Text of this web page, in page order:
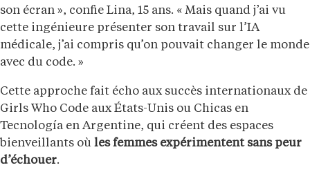
son écran », confie Lina, 15 ans. « Mais quand j’ai vu
cette ingénieure présenter son travail sur l’IA
médicale, j’ai compris qu’on pouvait changer le monde
avec du code. »
Cette approche fait écho aux succès internationaux de
Girls Who Code aux États-Unis ou Chicas en
Tecnología en Argentine, qui créent des espaces
bienveillants où les femmes expérimentent sans peur
d’échouer.